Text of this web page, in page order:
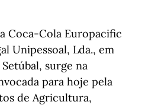
Coca-Cola Europacific
Unipessoal, Lda., em
surge na
para hoje pela
de Agricultura,